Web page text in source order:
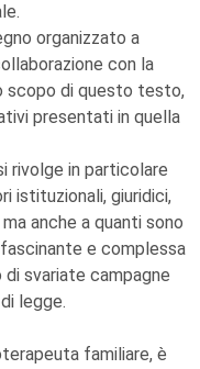
organizzato a
con la
scopo di questo testo,
presentati in quella
rivolge in particolare
istituzionali, giuridici,
anche a quanti sono
e complessa
svariate campagne
legge.
familiare, è